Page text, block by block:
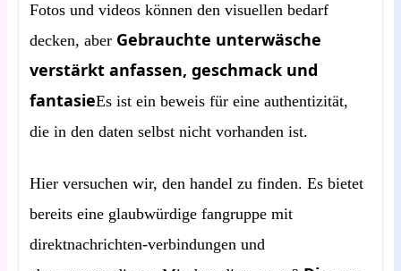
Fotos und videos können den visuellen bedarf
decken, aber Gebrauchte unterwäsche
verstärkt anfassen, geschmack und
fantasieEs ist ein beweis für eine authentizität,
die in den daten selbst nicht vorhanden ist.
Hier versuchen wir, den handel zu finden. Es bietet
bereits eine glaubwürdige fangruppe mit
direktnachrichten-verbindungen und